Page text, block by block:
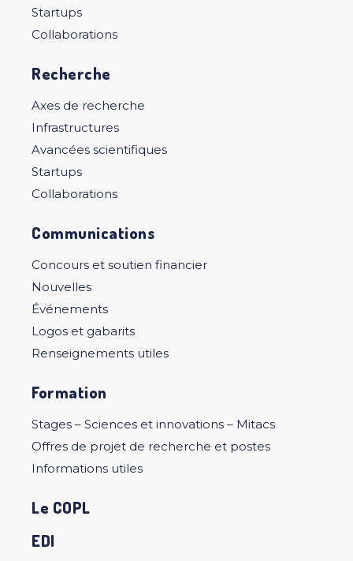
Startups
Collaborations
Recherche
Axes de recherche
Infrastructures
Avancées scientifiques
Startups
Collaborations
Communications
Concours et soutien financier
Nouvelles
Événements
Logos et gabarits
Renseignements utiles
Formation
Stages – Sciences et innovations – Mitacs
Offres de projet de recherche et postes
Informations utiles
Le COPL
EDI